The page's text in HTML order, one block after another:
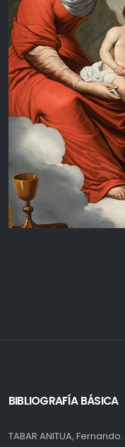
BIBLIOGRAFÍA BÁSICA
TABAR ANITUA, Fernando.